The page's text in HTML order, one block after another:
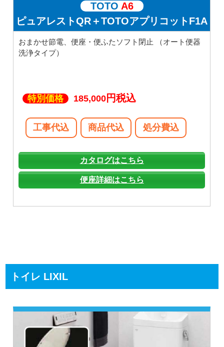
TOTO A6
ピュアレストQR＋TOTOアプリコットF1A
おまかせ節電、便座・便ふたソフト閉止 （オート便器
洗浄タイプ）
特別価格 185,000 円税込
工事代込 商品代込 処分費込
カタログはこちら
便座詳細はこちら
トイレ LIXIL